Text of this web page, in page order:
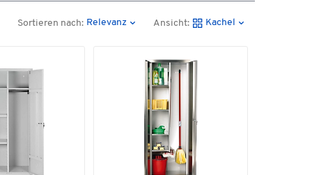
Sortieren nach: Relevanz Ansicht: Kachel